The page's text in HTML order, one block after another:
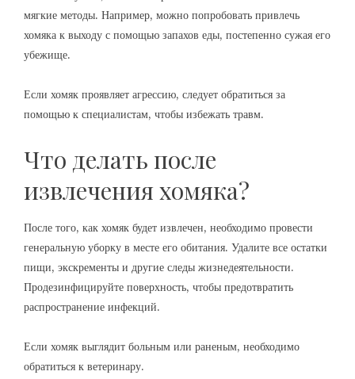
мягкие методы. Например, можно попробовать привлечь
хомяка к выходу с помощью запахов еды, постепенно сужая его
убежище.
Если хомяк проявляет агрессию, следует обратиться за
помощью к специалистам, чтобы избежать травм.
Что делать после
извлечения хомяка?
После того, как хомяк будет извлечен, необходимо провести
генеральную уборку в месте его обитания. Удалите все остатки
пищи, экскременты и другие следы жизнедеятельности.
Продезинфицируйте поверхность, чтобы предотвратить
распространение инфекций.
Если хомяк выглядит больным или раненым, необходимо
обратиться к ветеринару.